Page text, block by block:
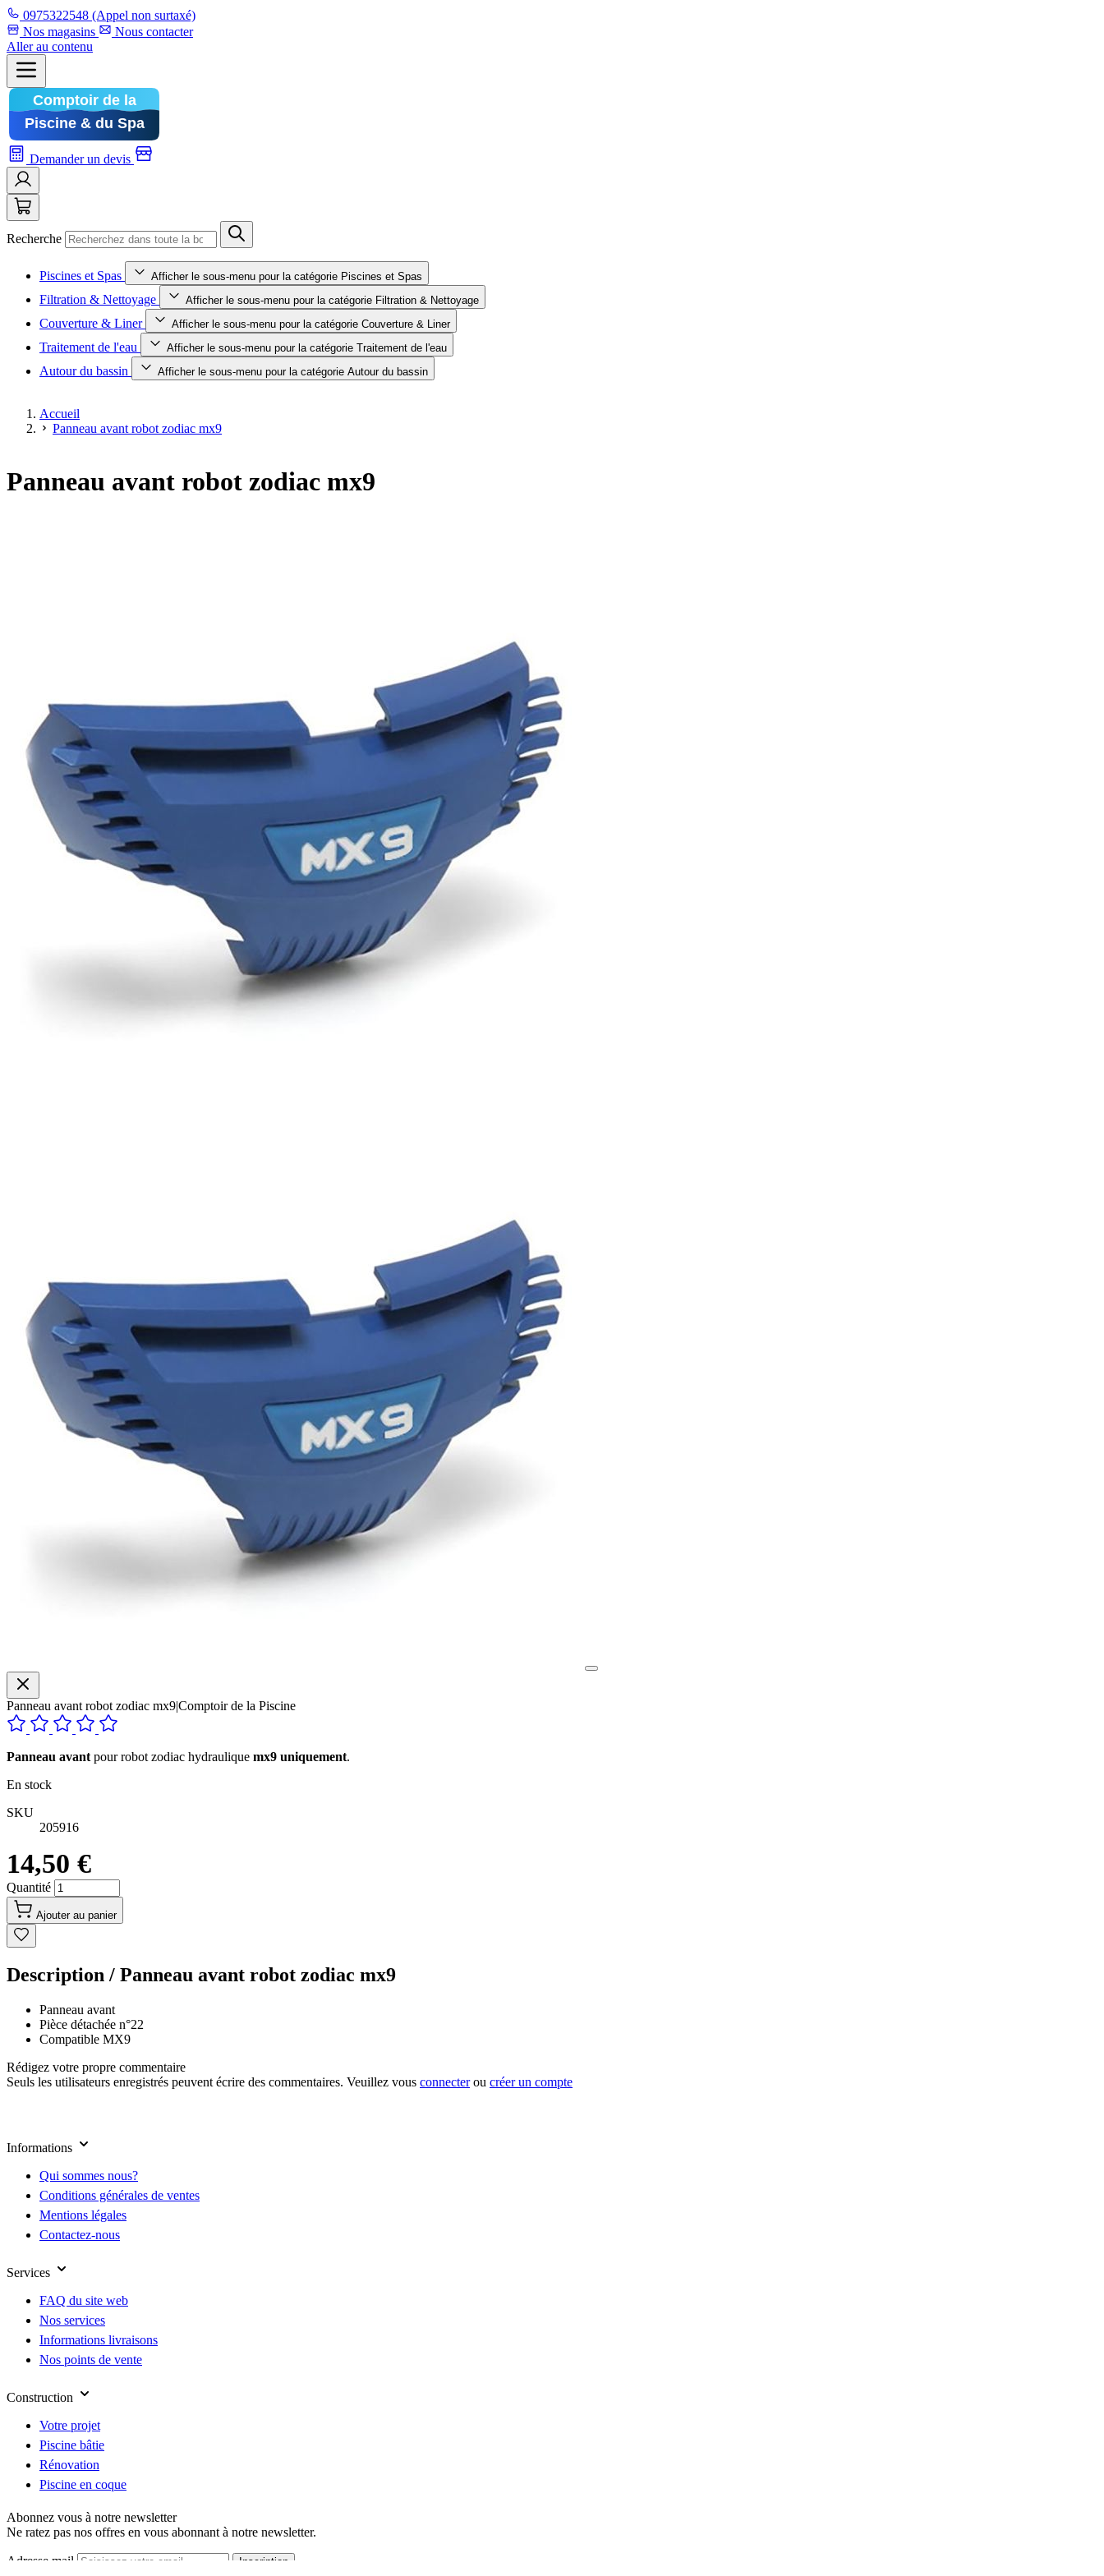
0975322548 (Appel non surtaxé)
Nos magasins
Nous contacter
Aller au contenu
Demander un devis
Recherche
Piscines et Spas Afficher le sous-menu pour la catégorie Piscines et Spas
Filtration & Nettoyage Afficher le sous-menu pour la catégorie Filtration & Nettoyage
Couverture & Liner Afficher le sous-menu pour la catégorie Couverture & Liner
Traitement de l'eau Afficher le sous-menu pour la catégorie Traitement de l'eau
Autour du bassin Afficher le sous-menu pour la catégorie Autour du bassin
Accueil
Panneau avant robot zodiac mx9
Panneau avant robot zodiac mx9
Panneau avant robot zodiac mx9|Comptoir de la Piscine
Panneau avant pour robot zodiac hydraulique mx9 uniquement.
En stock
SKU
205916
14,50 €
Quantité
Ajouter au panier
Description / Panneau avant robot zodiac mx9
Panneau avant
Pièce détachée n°22
Compatible MX9
Rédigez votre propre commentaire
Seuls les utilisateurs enregistrés peuvent écrire des commentaires. Veuillez vous connecterou créer un compte
Informations
Qui sommes nous?
Conditions générales de ventes
Mentions légales
Contactez-nous
Services
FAQ du site web
Nos services
Informations livraisons
Nos points de vente
Construction
Votre projet
Piscine bâtie
Rénovation
Piscine en coque
Abonnez vous à notre newsletter
Ne ratez pas nos offres en vous abonnant à notre newsletter.
Adresse mail
Inscription